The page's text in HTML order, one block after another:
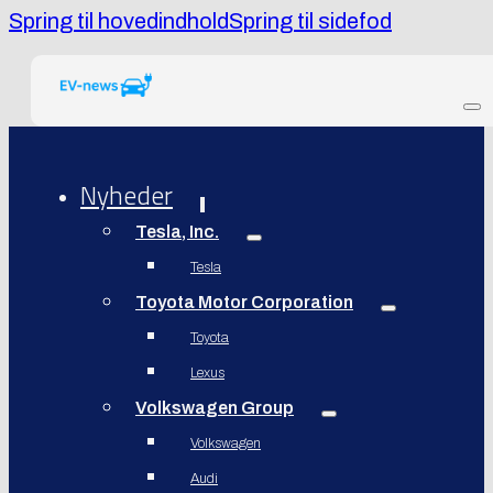
Spring til hovedindholdSpring til sidefod
Nyheder
Tesla, Inc.
Tesla
Toyota Motor Corporation
Toyota
Lexus
Volkswagen Group
Volkswagen
Audi